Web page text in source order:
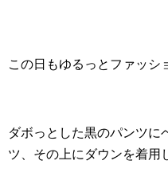
この日もゆるっとファッシ
ダボっとした黒のパンツに
ツ、その上にダウンを着用